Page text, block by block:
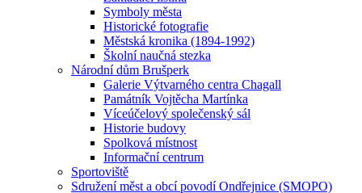
Symboly města
Historické fotografie
Městská kronika (1894-1992)
Školní naučná stezka
Národní dům Brušperk
Galerie Výtvarného centra Chagall
Památník Vojtěcha Martínka
Víceúčelový společenský sál
Historie budovy
Spolková místnost
Informační centrum
Sportoviště
Sdružení měst a obcí povodí Ondřejnice (SMOPO)